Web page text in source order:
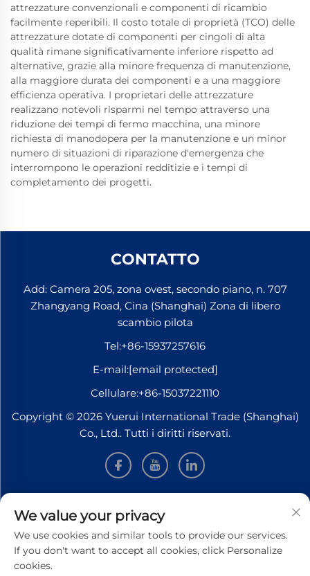
attrezzature convenzionali e componenti di ricambio
facilmente reperibili. Il costo totale di proprietà (TCO) delle
attrezzature dotate di componenti per cingoli di alta
qualità rimane significativamente inferiore rispetto ad
alternative, grazie alla minore frequenza di manutenzione,
alla maggiore durata dei componenti e a una maggiore
efficienza operativa. I proprietari delle attrezzature
realizzano notevoli risparmi nel tempo attraverso una
riduzione dei tempi di fermo macchina, una minore
richiesta di manodopera per la manutenzione e un minor
numero di situazioni di riparazione d'emergenza che
interrompono le operazioni redditizie e i tempi di
completamento dei progetti.
CONTATTO
Add: Camera 205, zona ovest, secondo piano, n. 707
Zhangyang Road, Cina (Shanghai) Zona di libero
scambio pilota
Tel:+86-15937257616
E-mail:[email protected]
Cellulare:+86-15037221110
Copyright © 2026 Yuerui International Trade (Shanghai)
Co., Ltd.. Tutti i diritti riservati.
INFORMAZIONI
Iscriviti per ricevere la nostra newsletter settimanale
We value your privacy
We use cookies and similar tools to provide our services.
If you don't want to accept all cookies, click Personalize
cookies.